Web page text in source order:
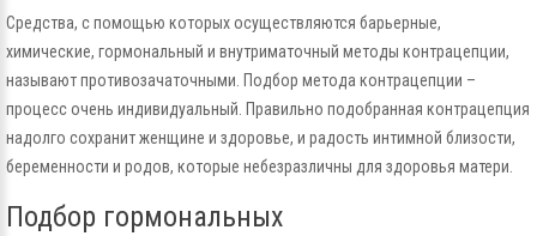
Средства, с помощью которых осуществляются барьерные,
химические, гормональный и внутриматочный методы контрацепции,
называют противозачаточными. Подбор метода контрацепции –
процесс очень индивидуальный. Правильно подобранная контрацепция
надолго сохранит женщине и здоровье, и радость интимной близости,
беременности и родов, которые небезразличны для здоровья матери.
Подбор гормональных